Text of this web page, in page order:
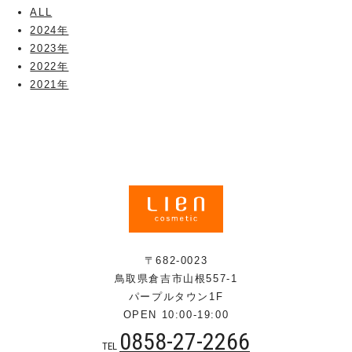
ALL
2024年
2023年
2022年
2021年
〒682-0023
鳥取県倉吉市山根557-1
パープルタウン1F
OPEN 10:00-19:00
TEL 0858-27-2266